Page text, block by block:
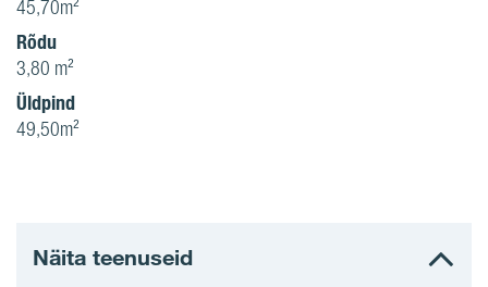
45,70m²
Rõdu
3,80 m²
Üldpind
49,50m²
Näita teenuseid